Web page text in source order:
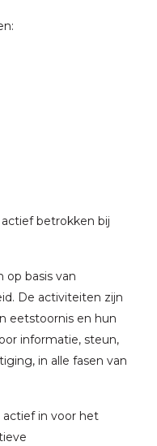
actief betrokken bij
op basis van
De activiteiten zijn
eetstoornis en hun
informatie, steun,
in alle fasen van
actief in voor het